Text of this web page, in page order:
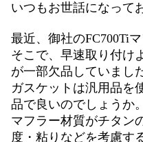
いつもお世話になって
最近、御社のFC700Ti
そこで、早速取り付け
が一部欠品していまし
ガスケットは汎用品を
品で良いのでしょうか。
マフラー材質がチタン
度・粘りなどを考慮す